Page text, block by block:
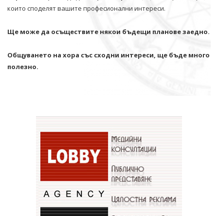
които споделят вашите професионални интереси.
Ще може да осъществите някои бъдещи планове заедно.
Общуването на хора със сходни интереси, ще бъде много
полезно.